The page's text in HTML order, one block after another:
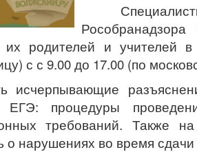
Рособранадзора
их родителей и учителей
с с 9.00 до 17.00 (по
исчерпывающие
ЕГЭ: процедуры
требований. Также
нарушениях во время сдачи